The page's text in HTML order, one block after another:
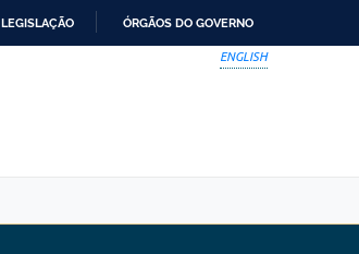
LEGISLAÇÃO ÓRGÃOS DO GOVERNO
ENGLISH